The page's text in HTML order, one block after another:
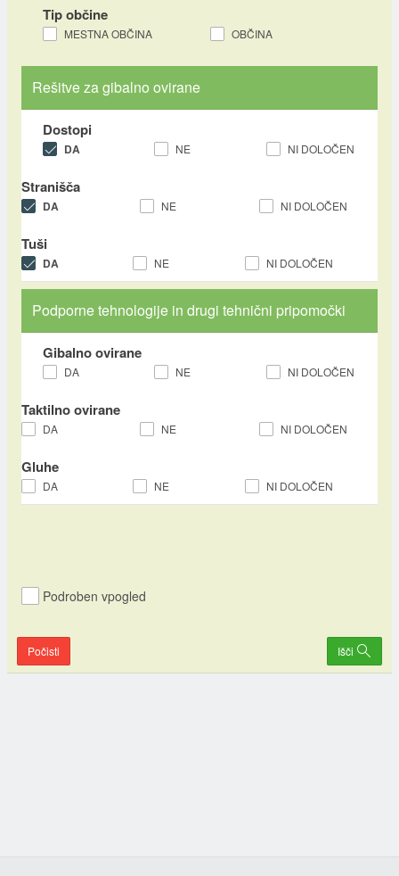
Tip občine
MESTNA OBČINA OBČINA
Rešitve za gibalno ovirane
Dostopi
DA NE NI DOLOČEN
Stranišča
DA NE NI DOLOČEN
Tuši
DA NE NI DOLOČEN
Podporne tehnologije in drugi tehnični pripomočki
Gibalno ovirane
DA NE NI DOLOČEN
Taktilno ovirane
DA NE NI DOLOČEN
Gluhe
DA NE NI DOLOČEN
Podroben vpogled
Počisti Išči